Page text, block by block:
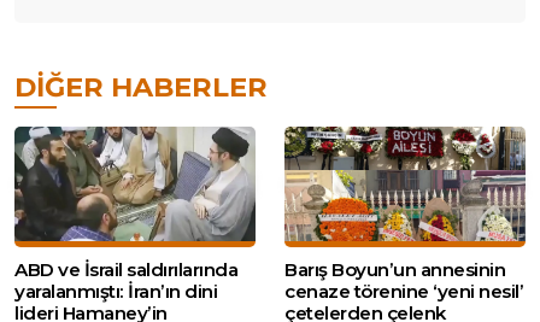
DIĞER HABERLER
ABD ve İsrail saldırılarında
yaralanmıştı: İran’ın dini
lideri Hamaney’in
Barış Boyun’un annesinin
cenaze törenine ‘yeni nesil’
çetelerden çelenk